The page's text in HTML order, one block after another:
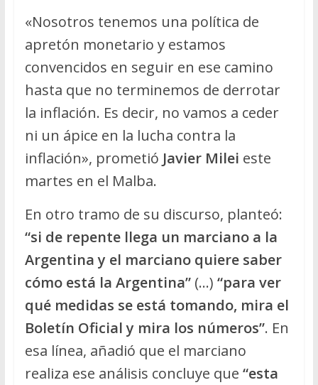
«Nosotros tenemos una política de
apretón monetario y estamos
convencidos en seguir en ese camino
hasta que no terminemos de derrotar
la inflación. Es decir, no vamos a ceder
ni un ápice en la lucha contra la
inflación», prometió Javier Milei este
martes en el Malba.
En otro tramo de su discurso, planteó:
“si de repente llega un marciano a la
Argentina y el marciano quiere saber
cómo está la Argentina” (…) “para ver
qué medidas se está tomando, mira el
Boletín Oficial y mira los números”. En
esa línea, añadió que el marciano
realiza ese análisis concluye que “esta